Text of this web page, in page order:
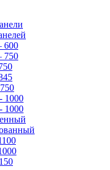
600
750
1000
1000